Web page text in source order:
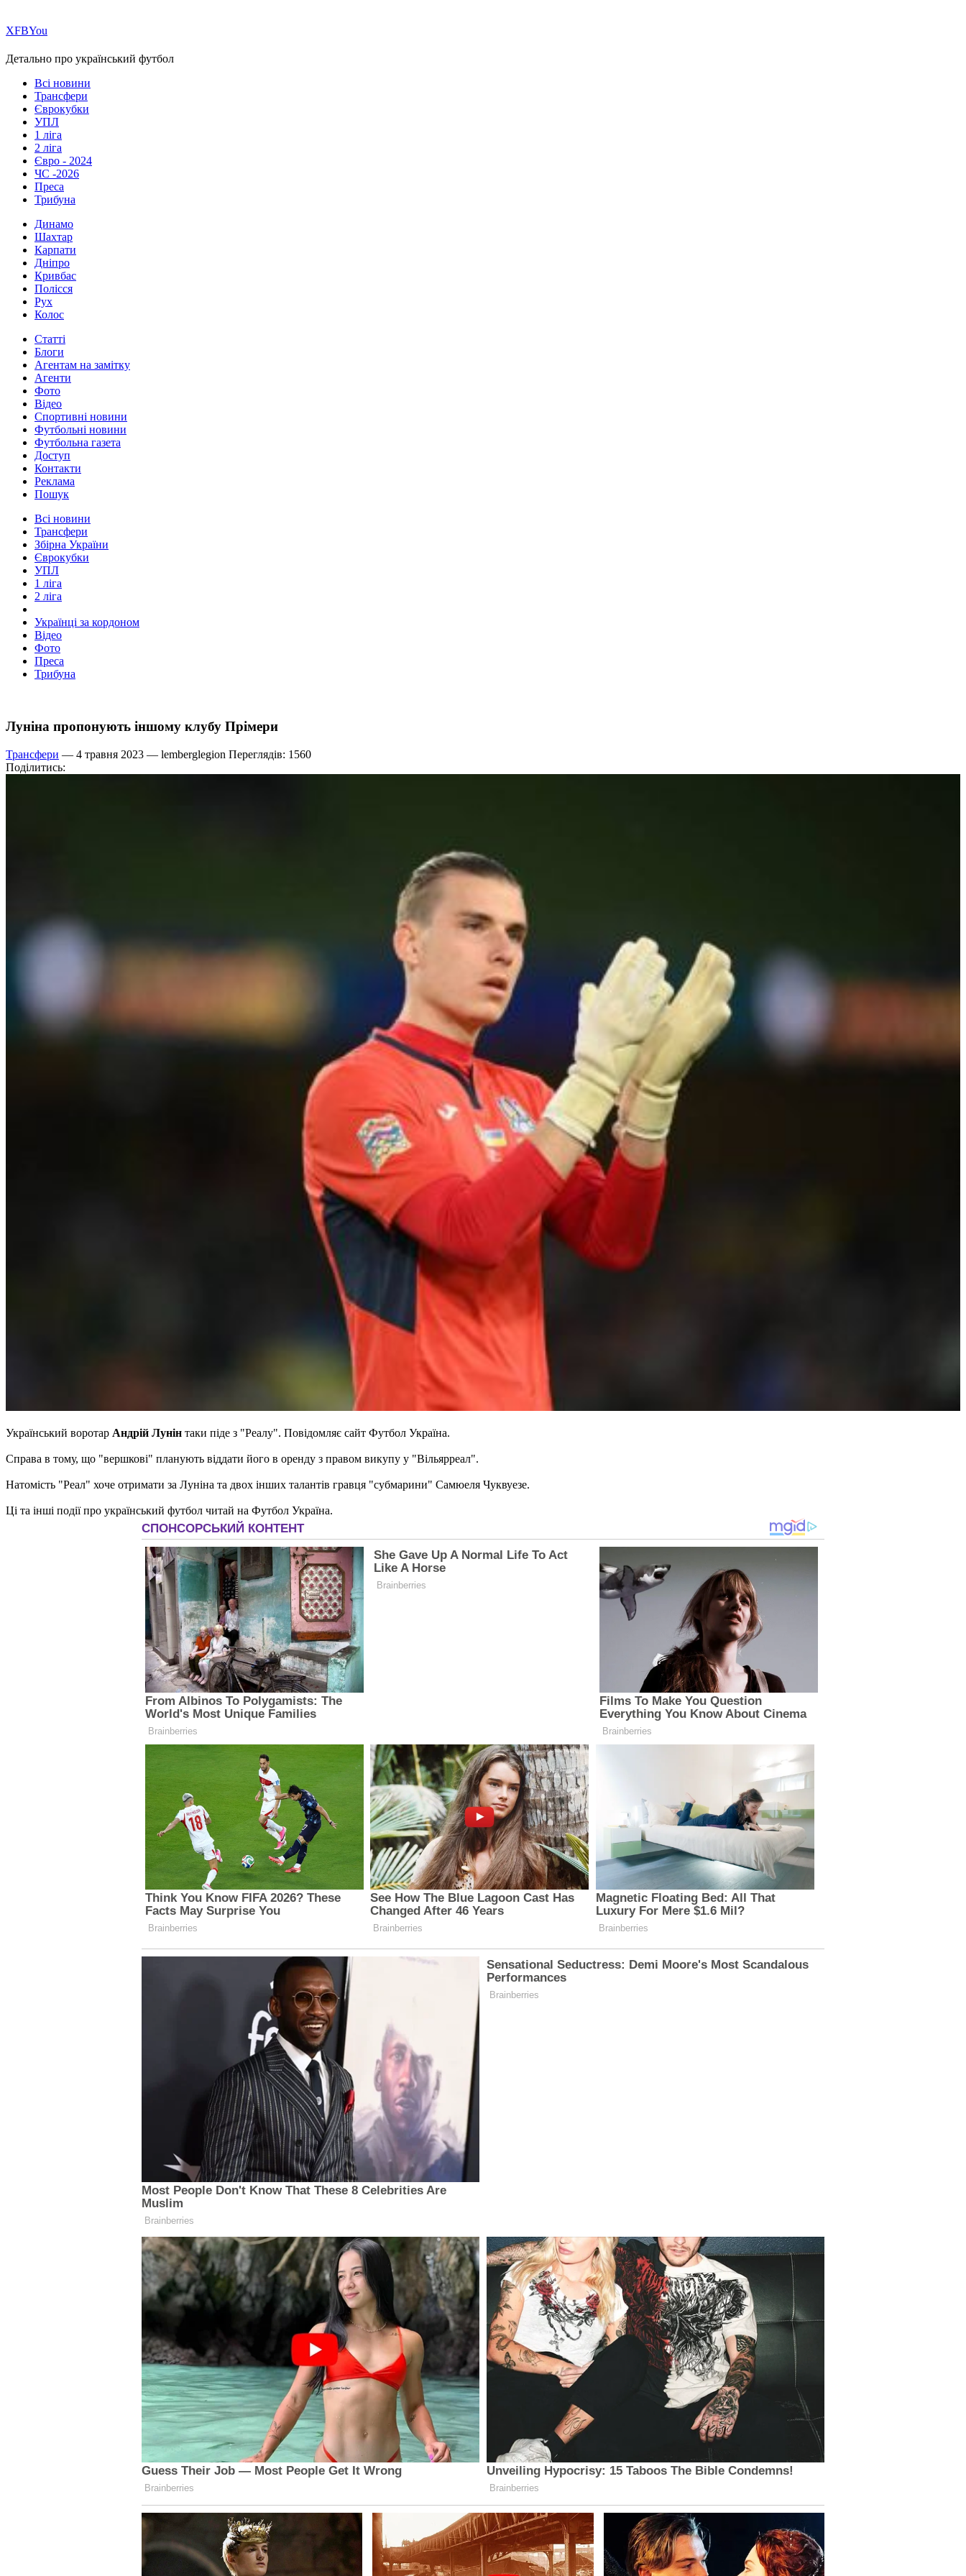
ХFBYou
Детально про український футбол
Всі новини
Трансфери
Єврокубки
УПЛ
1 ліга
2 ліга
Євро - 2024
ЧС -2026
Преса
Трибуна
Динамо
Шахтар
Карпати
Дніпро
Кривбас
Полісся
Рух
Колос
Статті
Блоги
Агентам на замітку
Агенти
Фото
Відео
Спортивні новини
Футбольні новини
Футбольна газета
Доступ
Контакти
Реклама
Пошук
Всі новини
Трансфери
Збірна України
Єврокубки
УПЛ
1 ліга
2 ліга
Українці за кордоном
Відео
Фото
Преса
Трибуна
Луніна пропонують іншому клубу Прімери
Трансфери — 4 травня 2023 — lemberglegion Переглядів: 1560
Поділитись:
Український воротар Андрій Лунін таки піде з "Реалу". Повідомляє сайт Футбол Україна.
Справа в тому, що "вершкові" планують віддати його в оренду з правом викупу у "Вільярреал".
Натомість "Реал" хоче отримати за Луніна та двох інших талантів гравця "субмарини" Самюеля Чуквуезе.
Ці та інші події про український футбол читай на Футбол Україна.